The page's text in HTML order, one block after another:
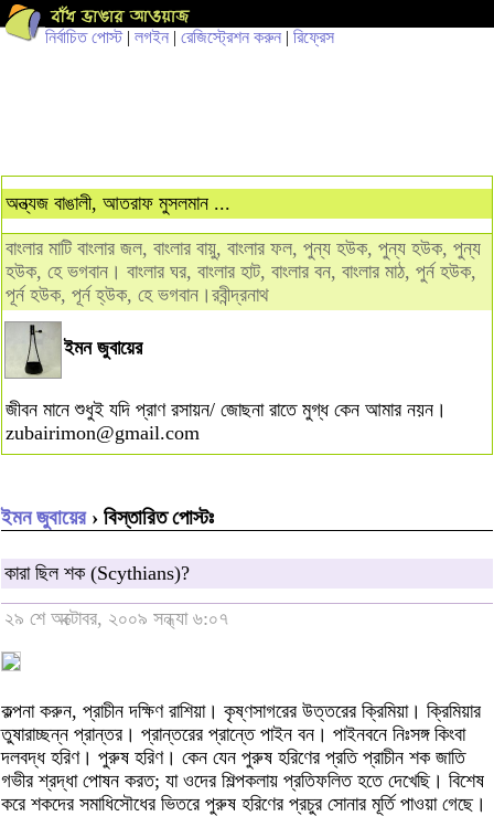
নির্বাচিত পোস্ট| লগইন | রেজিস্ট্রেশন করুন | রিফ্রেস
অন্ত্যজ বাঙালী, আতরাফ মুসলমান ...
বাংলার মাটি বাংলার জল, বাংলার বায়ু, বাংলার ফল, পুন্য হউক, পুন্য হউক, পুন্য
হউক, হে ভগবান। বাংলার ঘর, বাংলার হাট, বাংলার বন, বাংলার মাঠ, পুর্ন হউক,
পূর্ন হউক, পূর্ন হ্‌উক, হে ভগবান।রবীন্দ্রনাথ
ইমন জুবায়ের
জীবন মানে শুধুই যদি প্রাণ রসায়ন/ জোছনা রাতে মুগ্ধ কেন আমার নয়ন।
zubairimon@gmail.com
ইমন জুবায়ের› বিস্তারিত পোস্টঃ
কারা ছিল শক (Scythians)?
২৯ শে অক্টোবর, ২০০৯ সন্ধ্যা ৬:০৭
কল্পনা করুন, প্রাচীন দক্ষিণ রাশিয়া। কৃষ্ণসাগরের উত্তরের ক্রিমিয়া। ক্রিমিয়ার
তুষারাচ্ছন্ন প্রান্তর। প্রান্তরের প্রান্তে পাইন বন। পাইনবনে নিঃসঙ্গ কিংবা
দলবদ্ধ হরিণ। পুরুষ হরিণ। কেন যেন পুরুষ হরিণের প্রতি প্রাচীন শক জাতি
গভীর শ্রদ্ধা পোষন করত; যা ওদের শিল্পকলায় প্রতিফলিত হতে দেখেছি। বিশেষ
করে শকদের সমাধিসৌধের ভিতরে পুরুষ হরিণের প্রচুর সোনার মূর্তি পাওয়া গেছে।